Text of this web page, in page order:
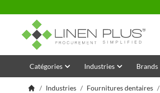
Allez au contenu
Catégories Industries Brands
/ Industries / Fournitures dentaires /